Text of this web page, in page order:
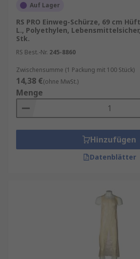
Auf Lager
RS PRO Einweg-Schürze, 69 cm
L., Polyethylen,
Stk.
RS Best.-Nr. 245-8860
Zwischensumme (1 Packung mit 100 Stück)
14,38 €(ohne MwSt.)
Menge
Hinzufügen
Datenblätter